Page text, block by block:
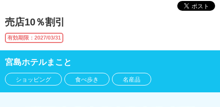
売店10％割引
有効期限：2027/03/31
宮島ホテルまこと
ショッピング 食べ歩き 名産品